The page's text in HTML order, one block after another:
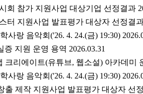
회 참가 지원사업 대상기업 선정결과
터 지원사업 발표평가 대상자 선정결
랑 음악회('26. 4. 24.(금) 19:30)
지원 운영 용역 2026.03.31
크리에이트(유튜브, 웹소설) 아카데미
랑 음악회('26. 4. 24.(금) 19:30)
출 제작 지원사업 발표평가 대상자 선